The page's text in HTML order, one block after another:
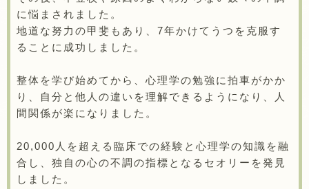
に悩まされました。
地道な努力の甲斐もあり、7年かけてうつを克服す
ることに成功しました。
整体を学び始めてから、心理学の勉強に拍車がかか
り、自分と他人の違いを理解できるようになり、人
間関係が楽になりました。
20,000人を超える臨床での経験と心理学の知識を融
合し、独自の心の不調の指標となるセオリーを発見
しました。